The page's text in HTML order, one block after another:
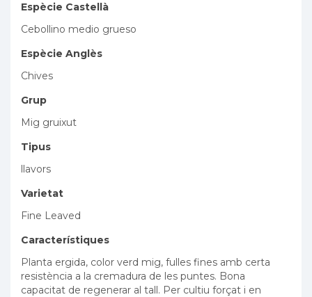
Espècie Castellà
Cebollino medio grueso
Espècie Anglès
Chives
Grup
Mig gruixut
Tipus
llavors
Varietat
Fine Leaved
Característiques
Planta ergida, color verd mig, fulles fines amb certa
resistència a la cremadura de les puntes. Bona
capacitat de regenerar al tall. Per cultiu forçat i en